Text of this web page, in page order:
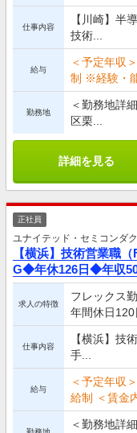
仕事内容
【川崎】半
技術...
給与
＜予定年収
制 ※経験・
勤務地
＜勤務地詳
区栗...
詳細を見る
正社員
ユナイテッド・セミコンダ
【横浜】技術営業職
G◆年休126日◆年収
求人の特徴
フレックス
年間休日120
仕事内容
【横浜】技
手...
給与
＜予定年収
給制 ＜賃金
＜勤務地詳